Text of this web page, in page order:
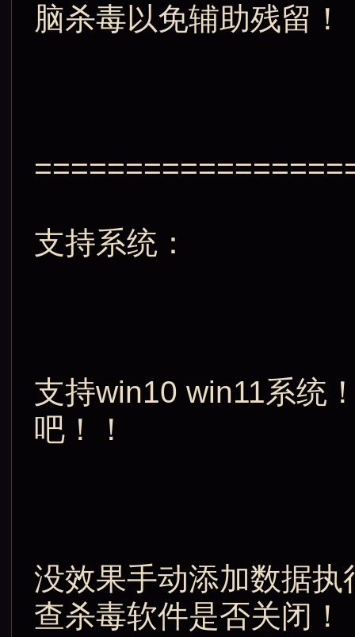
脑杀毒以免辅助残留！
支持系统：
支持win10 win11系统
吧！！
没效果手动添加数据
查杀毒软件是否关闭！